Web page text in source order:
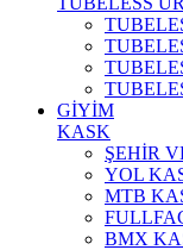
GİYİM
KASK
ŞEHİR
YOL
MTB
BMX